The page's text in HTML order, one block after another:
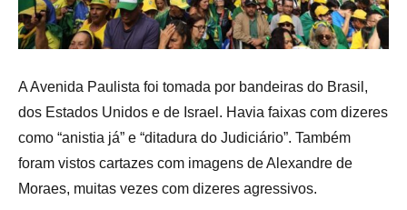
A Avenida Paulista foi tomada por bandeiras do Brasil,
dos Estados Unidos e de Israel. Havia faixas com dizeres
como “anistia já” e “ditadura do Judiciário”. Também
foram vistos cartazes com imagens de Alexandre de
Moraes, muitas vezes com dizeres agressivos.